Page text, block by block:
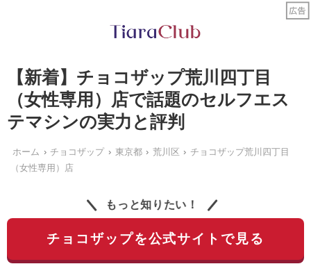
【新着】チョコザップ荒川四丁目
（女性専用）店で話題のセルフエス
テマシンの実力と評判
ホーム チョコザップ 東京都 荒川区
チョコザップ荒川四丁目
（女性専用）店
もっと知りたい！
チョコザップを公式サイトで見る